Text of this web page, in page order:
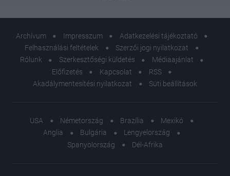
Archívum Impresszum
Adatkezelési tájékoztató
Felhasználási feltételek
Szerzői jogi nyilatkozat
Rólunk
Szerkesztőségi küldetés
Médiaajánlat
Előfizetés
Kapcsolat
RSS
Akadálymentesítési nyilatkozat
Süti beállítások
USA Németország Brazília
Mexikó
Anglia
Bulgária
Lengyelország
Spanyolország
Dél-Afrika